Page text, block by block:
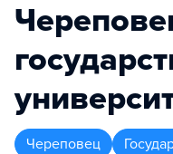
Череповец